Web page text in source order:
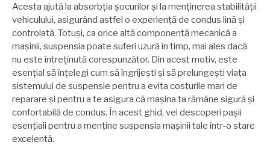
Acesta ajută la absorbția șocurilor și la menținerea stabilității
vehiculului, asigurând astfel o experiență de condus lină și
controlată. Totuși, ca orice altă componentă mecanică a
mașinii, suspensia poate suferi uzură în timp, mai ales dacă
nu este întreținută corespunzător. Din acest motiv, este
esențial să înțelegi cum să îngrijești și să prelungești viața
sistemului de suspensie pentru a evita costurile mari de
reparare și pentru a te asigura că mașina ta rămâne sigură și
confortabilă de condus. În acest ghid, vei descoperi pașii
esențiali pentru a menține suspensia mașinii tale într-o stare
excelentă.